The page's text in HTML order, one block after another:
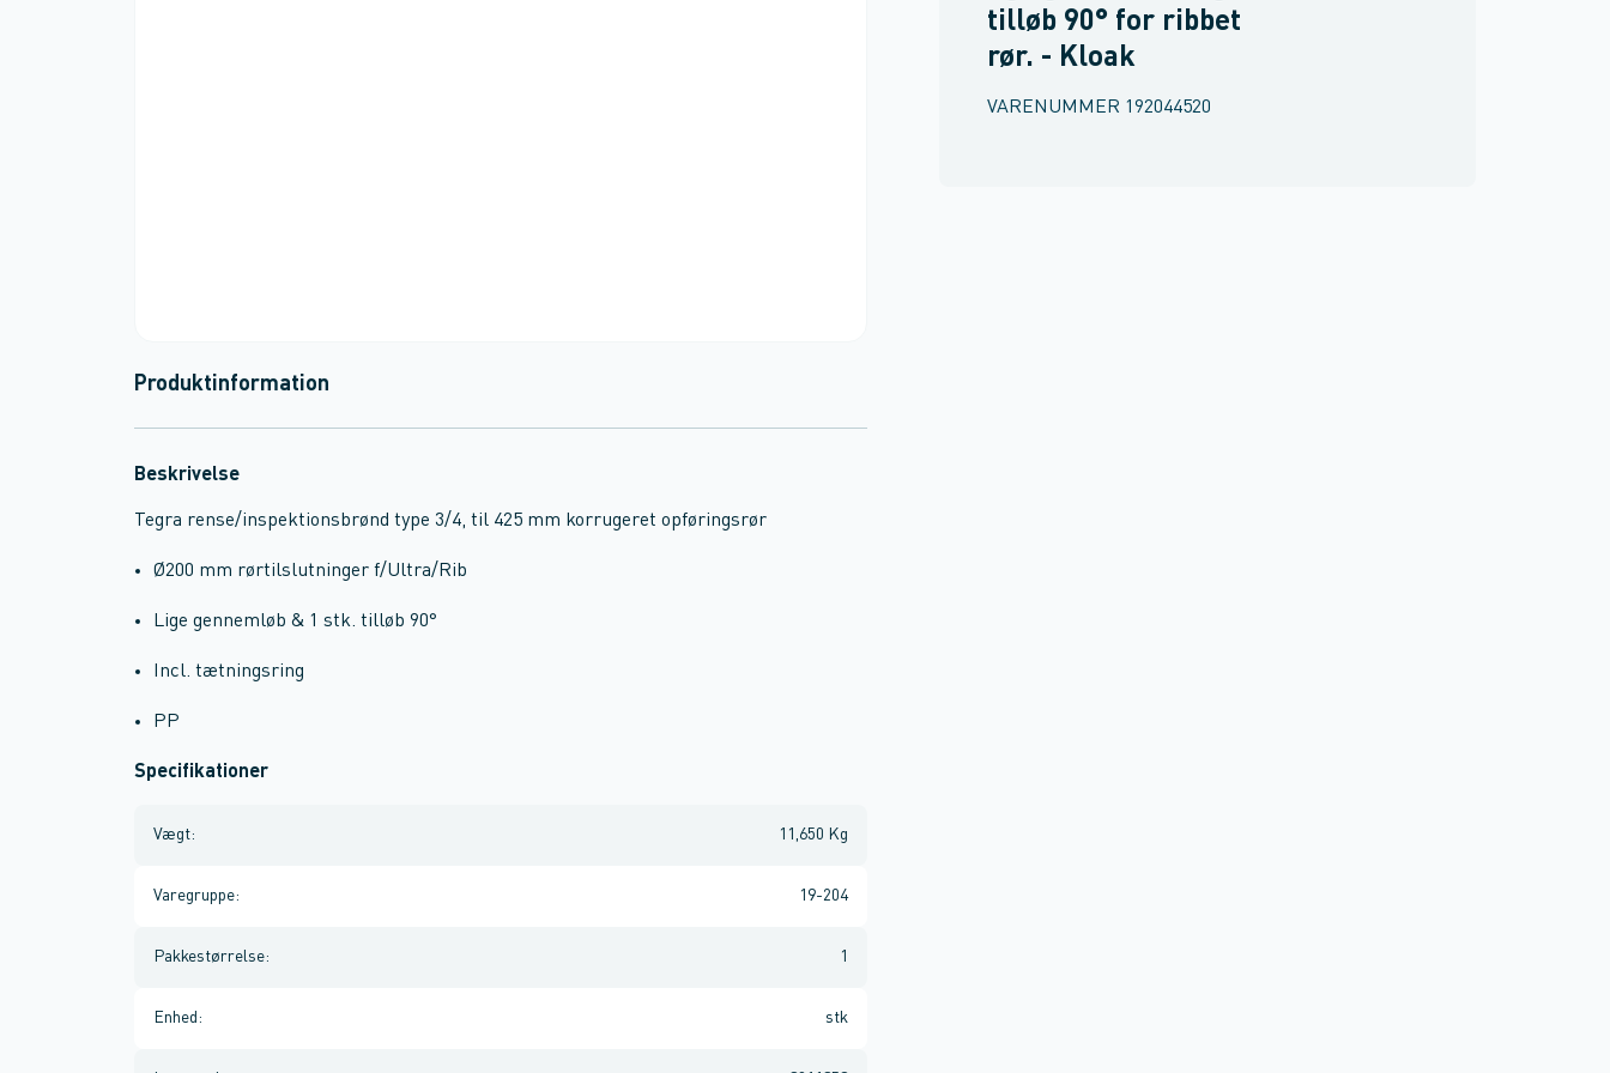
tilløb 90° for ribbet
rør. - Kloak
VARENUMMER 192044520
Produktinformation
Beskrivelse
Tegra rense/inspektionsbrønd type 3/4, til 425 mm korrugeret opføringsrør
Ø200 mm rørtilslutninger f/Ultra/Rib
Lige gennemløb & 1 stk. tilløb 90°
Incl. tætningsring
PP
Specifikationer
Vægt: 11,650 Kg
Varegruppe: 19-204
Pakkestørrelse: 1
Enhed : stk